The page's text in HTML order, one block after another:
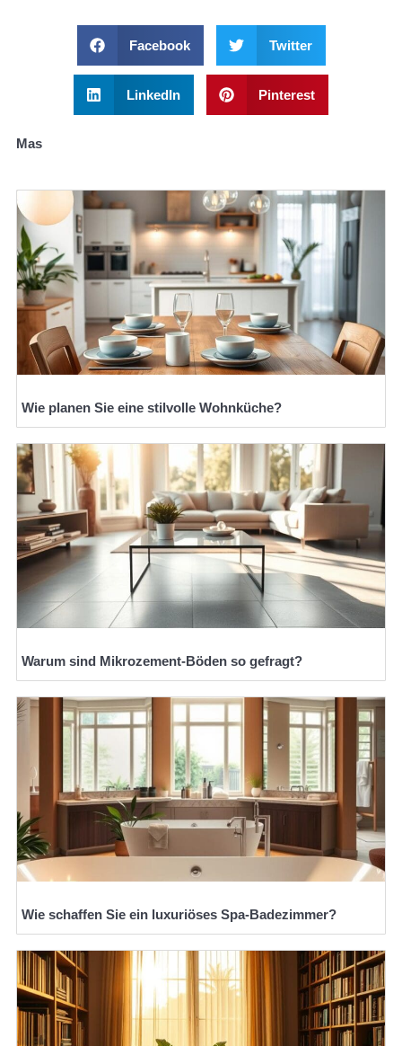
Facebook Twitter
LinkedIn Pinterest
Mas
Wie planen Sie eine stilvolle Wohnküche?
Warum sind Mikrozement-Böden so gefragt?
Wie schaffen Sie ein luxuriöses Spa-Badezimmer?